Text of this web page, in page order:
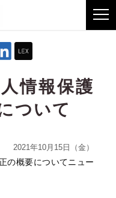
情報保護
ついて
2021年10月15日（金）
の概要についてニュー